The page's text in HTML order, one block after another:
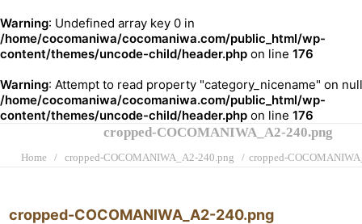
Warning: Undefined array key 0 in
/home/cocomaniwa/cocomaniwa.com/public_html/wp-
content/themes/uncode-child/header.php on line 176
Warning: Attempt to read property "category_nicename" on
/home/cocomaniwa/cocomaniwa.com/public_html/wp-
content/themes/uncode-child/header.php on line 176
cropped-COCOMANIWA_A2-240.png
Home cropped-COCOMANIWA_A2-240.png cropped-
cropped-COCOMANIWA_A2-240.png